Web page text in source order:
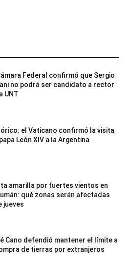
Federal confirmó que Sergio
no podrá ser candidato a rector
UNT
el Vaticano confirmó la visita
León XIV a la Argentina
amarilla por fuertes vientos en
qué zonas serán afectadas
jueves
Cano defendió mantener el límite a
de tierras por extranjeros